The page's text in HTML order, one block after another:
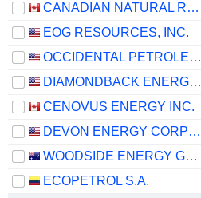
CANADIAN NATURAL RESOURCES LIMITED
EOG RESOURCES, INC.
OCCIDENTAL PETROLEUM CORPORATION
DIAMONDBACK ENERGY, INC.
CENOVUS ENERGY INC.
DEVON ENERGY CORPORATION
WOODSIDE ENERGY GROUP LTD
ECOPETROL S.A.